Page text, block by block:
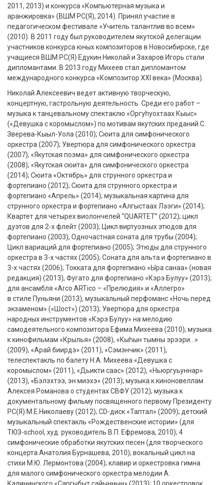
2011, 2013) и конкурса «Компьютерная музыка и
аранжировка» (ВШМ РС(Я), 2014). Принял участие в
педагогическом фестивале «Учитель талантлив во всем»
(2010). В 2011 году был руководителем якутской делегации
участников конкурса юных композиторов в Новосибирске, где
учащиеся ВШМ РС(Я) Едукин Николай и Захаров Игорь стали
дипломантами. В 2013 году Михеев стал дипломантом
международного конкурса «Композитор XXI века» (Москва).
Николай Алексеевич ведет активную творческую,
концертную, гастрольную деятельность. Среди его работ –
музыка к танцевальному спектаклю «Оргуhуохтаах Кыыс»
(«Девушка с коромыслом») по мотивам якутских преданий С.
Зверева-Кыыл-Уола (2010); Сюита для симфонического
оркестра (2007); Увертюра для симфонического оркестра
(2007); «Якутская поэма» для симфонического оркестра
(2008); «Якутская сюита» для симфонического оркестра
(2014); Сюита «Октябрь» для струнного оркестра и
фортепиано (2012); Сюита для струнного оркестра и
фортепиано «Апрель» (2014); музыкальная картина для
струнного оркестра и фортепиано «Алгыстаах Лээги» (2014);
Квартет для четырех виолончелей “QUARTET” (2012); цикл
дуэтов для 2-х флейт (2003); Цикл виртуозных этюдов для
фортепиано (2003), Одночастная соната для трубы (2004);
Цикл вариаций для фортепиано (2005); Этюды для струнного
оркестра в 3-х частях (2005); Соната для альта и фортепиано в
3-х частях (2006); Токката для фортепиано «Ыра санаа» (новая
редакция) (2013), Фугато для фортепиано «Кэрэ Булуу» (2013);
для ансамбля «Arco ARTico – «Прелюдия» и «Аллегро»
в стиле Пуньяни (2013), музыкальный перфоманс «Ночь перед
экзаменом» («Шост») (2013); Увертюра для оркестра
народных инструментов «Кэрэ Булуу» на мелодию
самодеятельного композитора Ефима Михеева (2010); музыка
к кинофильмам «Крылья» (2008), «Кыhын тымны эрээри…»
(2009), «Арай биирдэ» (2011), «Сэмэнчик» (2011),
телеспектакль по балету Н.А. Михеева «Девушка с
коромыслом» (2011), «Дьикти саас» (2012), «Ньюргуьуннар»
(2013), «Бэлэхтээ, эн миэхэ» (2013); музыка к киноновеллам
Алексея Романова о студентах СВФУ (2012); музыка к
документальному фильму посвященного первому Президенту
РС(Я) М.Е.Николаеву (2012); СD-диск «Таптал» (2009); детский
музыкальный спектакль «Рождественские истории» (для
ТЮЗ-school, худ. руководитель В.П. Ефремова, 2010); 4
симфонические обработки якутских песен (для творческого
концерта Анатолия Бурнашева, 2010); вокальный цикл на
стихи М.Ю. Лермонтова (2004); клавир и оркестровка гимна
для малого симфонического оркестра мелодии А.